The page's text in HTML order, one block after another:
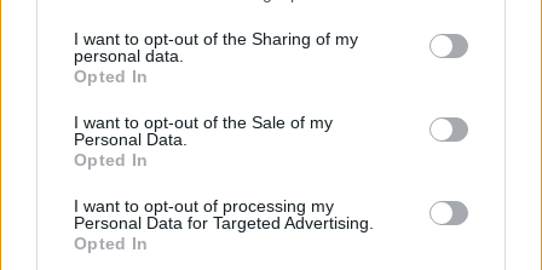
I want to opt-out of the Sharing of my
personal data.
Opted In
I want to opt-out of the Sale of my
Personal Data.
Opted In
I want to opt-out of processing my
Personal Data for Targeted Advertising.
Opted In
l’aggressore di Fico non avrebbe mai fatto mistero
delle sue posizioni pro-Ue e pro-Nato. Come
anticipato, Progresívne Slovensko non può essere
tacciato di estremismo: in Ue fa parte
per l’Italia vede protagonista Italia Viva di Matteo
Renzi. E il quesito che ci poniamo è un altro: cosa